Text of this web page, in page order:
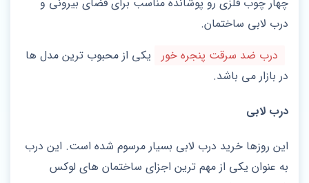
درب لابی ساختمان.
درب ضد سرقت پنجره خور
یکی از محبوب ترین مدل ها
در بازار می باشد.
درب لابی
این روزها خرید درب لابی بسیار مرسوم شده است. این درب
به عنوان یکی از مهم ترین اجزای ساختمان های لوکس